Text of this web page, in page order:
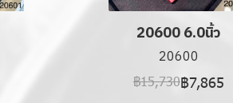
20600 6.0นิ้ว
20600
฿15,730฿7,865